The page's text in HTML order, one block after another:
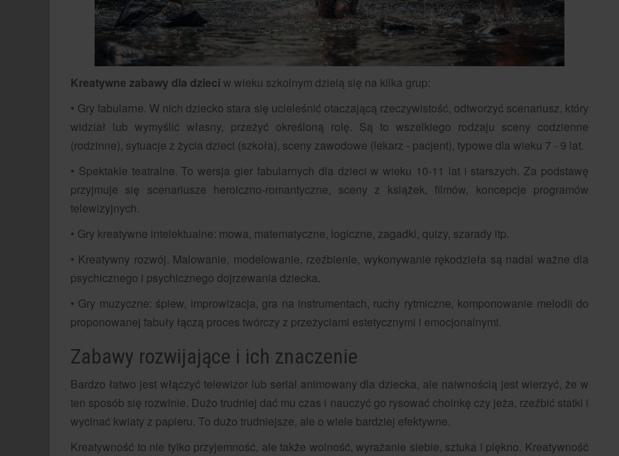
Kreatywne zabawy dla dzieci w wieku szkolnym dzielą się na kilka grup:
• Gry fabularne. W nich dziecko stara się ucieleśnić otaczającą rzeczywistość, odtworzyć scenariusz, który
widział lub wymyślić własny, przeżyć określoną rolę. Są to wszelkiego rodzaju sceny codzienne
(rodzinne), sytuacje z życia dzieci (szkoła), sceny zawodowe (lekarz - pacjent), typowe dla wieku 7 - 9 lat.
• Spektakle teatralne. To wersja gier fabularnych dla dzieci w wieku 10-11 lat i starszych. Za podstawę
przyjmuje się scenariusze heroiczno-romantyczne, sceny z książek, filmów, koncepcje programów
telewizyjnych.
• Gry kreatywne intelektualne: mowa, matematyczne, logiczne, zagadki, quizy, szarady itp.
• Kreatywny rozwój. Malowanie, modelowanie, rzeźbienie, wykonywanie rękodzieła są nadal ważne dla
psychicznego i psychicznego dojrzewania dziecka.
• Gry muzyczne: śpiew, improwizacja, gra na instrumentach, ruchy rytmiczne, komponowanie melodii do
proponowanej fabuły łączą proces twórczy z przeżyciami estetycznymi i emocjonalnymi.
Zabawy rozwijające i ich znaczenie
Bardzo łatwo jest włączyć telewizor lub serial animowany dla dziecka, ale naiwnością jest wierzyć, że w
ten sposób się rozwinie. Dużo trudniej dać mu czas i nauczyć go rysować choinkę czy jeża, rzeźbić statki i
wycinać kwiaty z papieru. To dużo trudniejsze, ale o wiele bardziej efektywne.
Kreatywność to nie tylko przyjemność, ale także wolność, wyrażanie siebie, sztuka i piękno. Kreatywność